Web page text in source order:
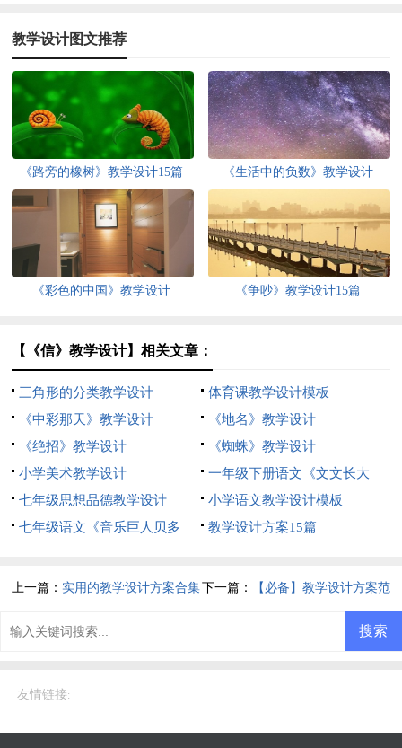
教学设计图文推荐
《路旁的橡树》教学设计15篇 《生活中的负数》教学设计
《彩色的中国》教学设计 《争吵》教学设计15篇
【《信》教学设计】相关文章：
三角形的分类教学设计
体育课教学设计模板
《中彩那天》教学设计
《地名》教学设计
《绝招》教学设计
《蜘蛛》教学设计
小学美术教学设计
一年级下册语文《文文长大
了》教学设计
七年级思想品德教学设计
小学语文教学设计模板
七年级语文《音乐巨人贝多
教学设计方案15篇
上一篇： 实用的教学设计方案合集下一篇： 【必备】教学设计方案范
友情链接: